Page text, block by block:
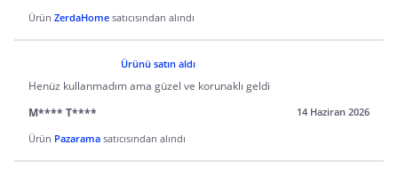
Ürün ZerdaHome satıcısından alındı
Ürünü satın aldı
Henüz kullanmadım ama güzel ve korunaklı geldi
M**** T****
14 Haziran 2026
Ürün Pazarama satıcısından alındı